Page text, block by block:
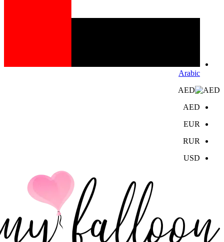
Arabic
AED
AED
EUR
RUR
USD